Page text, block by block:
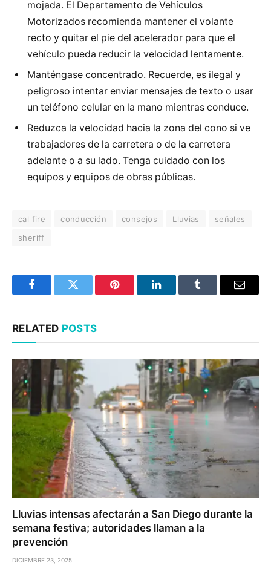
mojada. El Departamento de Vehículos
Motorizados recomienda mantener el volante
recto y quitar el pie del acelerador para que el
vehículo pueda reducir la velocidad lentamente.
Manténgase concentrado. Recuerde, es ilegal y
peligroso intentar enviar mensajes de texto o usar
un teléfono celular en la mano mientras conduce.
Reduzca la velocidad hacia la zona del cono si ve
trabajadores de la carretera o de la carretera
adelante o a su lado. Tenga cuidado con los
equipos y equipos de obras públicas.
cal fire conducción consejos Lluvias
señales
sheriff
FacebookTwitter Pinterest LinkedInTumblr Email
RELATED POSTS
Lluvias intensas afectarán a San Diego durante la
semana festiva; autoridades llaman a la
prevención
DICIEMBRE 23, 2025